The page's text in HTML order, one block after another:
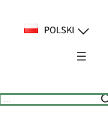
POLSKI
Suchen